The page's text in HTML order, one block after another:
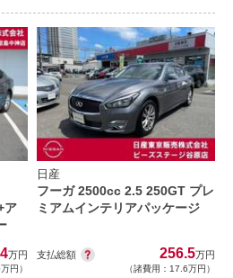
ア
万円
円）
日産
フーガ 2500cc 2.5 250GT プレ
ミアムインテリアパッケージ
支払総額 256.5万円
（諸費用：17.6万円）